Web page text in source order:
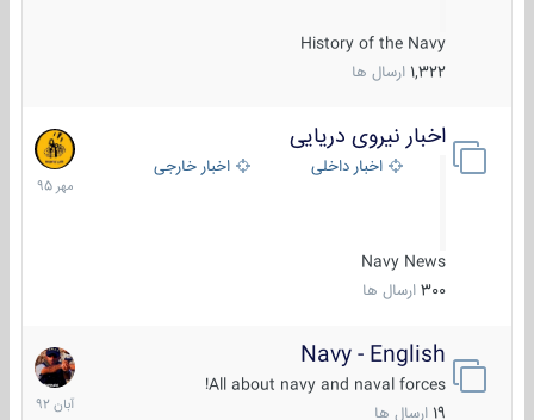
History of the Navy
1,322 ارسال ها
اخبار نیروی دریایی
اخبار داخلی اخبار خارجی
Navy News
300 ارسال ها
27
مهر
1395
Navy - English
All about navy and naval forces!
ارسال ها
22
آبان
1392